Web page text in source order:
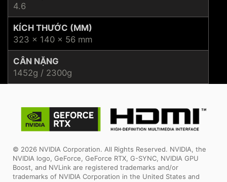
4.6
KÍCH THƯỚC (MM)
323 x 140 x 56 mm
CÂN NẶNG
1452g / 2300g
© 2026 NVIDIA Corporation. All Rights Reserved. NVIDIA, the
NVIDIA logo, GeForce, GeForce RTX, G-SYNC, NVIDIA GPU
Boost, and NVLink are registered trademarks and/or
trademarks of NVIDIA Corporation in the United States and